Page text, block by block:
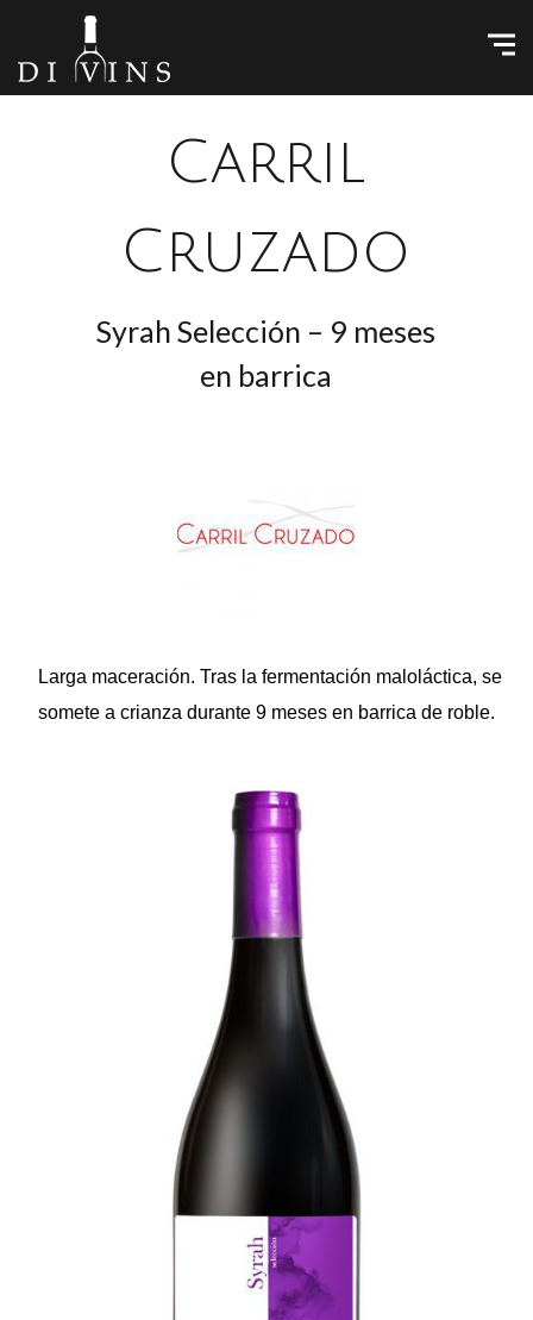
Carril
Cruzado
Syrah Selección – 9 meses
en barrica
Larga maceración. Tras la fermentación maloláctica, se
somete a crianza durante 9 meses en barrica de roble.